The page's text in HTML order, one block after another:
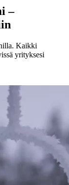
–
Kaikki
yrityksesi